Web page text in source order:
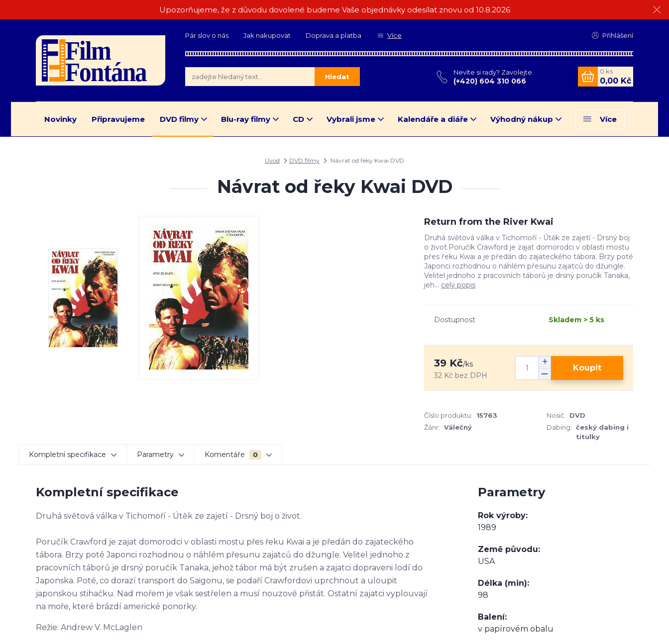
Upozorňujeme, že z důvodu dovolené budeme Vaše objednávky odesílat znovu od 10.8.2026
Pár slov o nás Jak nakupovat Doprava a platba Více Přihlášení
Hledat
Nevíte si rady? Zavolejte.
(+420) 604 310 066
0 ks
0,00 Kč
Novinky Připravujeme DVD filmy Blu-ray filmy CD Vybrali jsme Kalendáře a diáře Výhodný nákup Více
Úvod DVD filmy Návrat od řeky Kwai DVD
Návrat od řeky Kwai DVD
Return from the River Kwai
Druhá světová válka v Tichomoří - Útěk ze zajetí - Drsný boj
o život.Poručík Crawford je zajat domorodci v oblasti mostu
přes řeku Kwai a je předán do zajateckého tábora. Brzy poté
Japonci rozhodnou o náhlém přesunu zajatců do džungle.
Velitel jednoho z pracovních táborů je drsný poručík Tanaka,
jeh... celý popis
Dostupnost Skladem > 5 ks
39 Kč/ks
32 Kč bez DPH
Koupit
Číslo produktu: 15763 Nosič:
DVD
Žánr: Válečný Dabing: český dabing i
titulky
Kompletní specifikace Parametry Komentáře 0
Kompletní specifikace
Druhá světová válka v Tichomoří - Útěk ze zajetí - Drsný boj o život.
Poručík Crawford je zajat domorodci v oblasti mostu přes řeku Kwai a je předán do zajateckého
tábora. Brzy poté Japonci rozhodnou o náhlém přesunu zajatců do džungle. Velitel jednoho z
pracovních táborů je drsný poručík Tanaka, jehož tábor má být zrušen a zajatci dopraveni lodí do
Japonska. Poté, co dorazí transport do Saigonu, se podaří Crawfordovi uprchnout a uloupit
japonskou stihačku. Nad mořem je však sestřelen a musí nouzově přistát. Ostatní zajatci vyplouvají
na moře, které brázdí americké ponorky.
Režie: Andrew V. McLaglen
Parametry
Rok výroby
1989
Země původu
USA
Délka (min)
98
Balení
v papírovém obalu